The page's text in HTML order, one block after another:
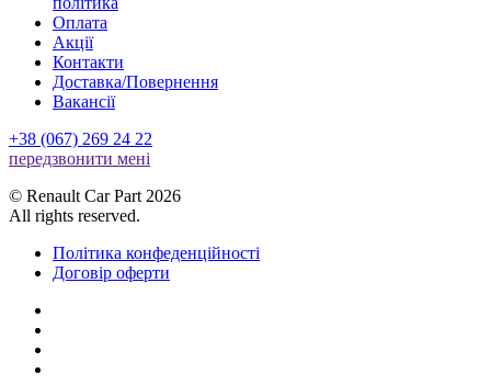
Оплата
Акції
Контакти
Доставка/Повернення
Вакансії
+38 (067) 269 24 22
передзвонити менi
© Renault Car Part 2026
All rights reserved.
Політика конфеденційності
Договір оферти